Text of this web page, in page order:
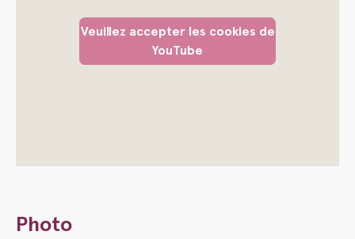
Veuillez accepter les cookies de
YouTube
Photo